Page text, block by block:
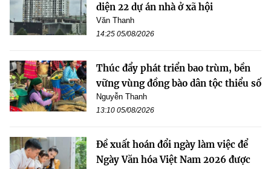
diện 22 dự án nhà ở xã hội
Văn Thanh
14:25 05/08/2026
Thúc đẩy phát triển bao trùm, bền
vững vùng đồng bào dân tộc thiểu số
Nguyễn Thanh
13:10 05/08/2026
Đề xuất hoán đổi ngày làm việc để
Ngày Văn hóa Việt Nam 2026 được